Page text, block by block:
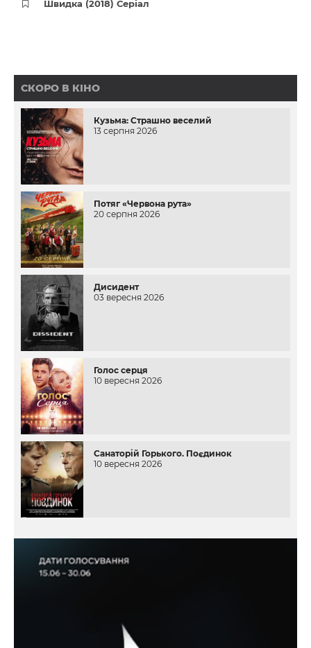
Швидка (2018) Серіал
СКОРО В КІНО
Кузьма: Страшно веселий
13 серпня 2026
Потяг «Червона рута»
20 серпня 2026
Дисидент
03 вересня 2026
Голос серця
10 вересня 2026
Санаторій Горького. Поєдинок
10 вересня 2026